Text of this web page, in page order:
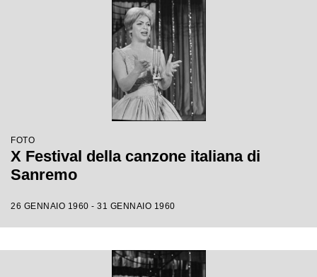
FOTO
X Festival della canzone italiana di
Sanremo
26 GENNAIO 1960 - 31 GENNAIO 1960